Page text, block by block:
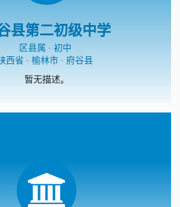
县第二初级中学
区县属 - 初中
西省 - 榆林市 - 府谷县
暂无描述。